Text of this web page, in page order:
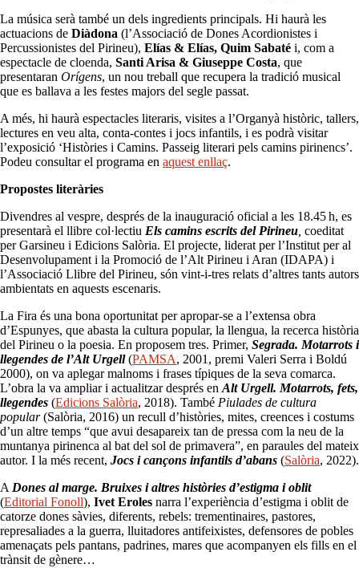
La música serà també un dels ingredients principals. Hi haurà les
actuacions de Diàdona (l’Associació de Dones Acordionistes i
Percussionistes del Pirineu), Elías & Elías, Quim Sabaté i, com a
espectacle de cloenda, Santi Arisa & Giuseppe Costa, que
presentaran Orígens, un nou treball que recupera la tradició musical
que es ballava a les festes majors del segle passat.
A més, hi haurà espectacles literaris, visites a l’Organyà històric, tallers,
lectures en veu alta, conta-contes i jocs infantils, i es podrà visitar
l’exposició ‘Històries i Camins. Passeig literari pels camins pirinencs’.
Podeu consultar el programa en aquest enllaç.
Propostes literàries
Divendres al vespre, després de la inauguració oficial a les 18.45 h, es
presentarà el llibre col·lectiu Els camins escrits del Pirineu, coeditat
per Garsineu i Edicions Salòria. El projecte, liderat per l’Institut per al
Desenvolupament i la Promoció de l’Alt Pirineu i Aran (IDAPA) i
l’Associació Llibre del Pirineu, són vint-i-tres relats d’altres tants autors
ambientats en aquests escenaris.
La Fira és una bona oportunitat per apropar-se a l’extensa obra
d’Espunyes, que abasta la cultura popular, la llengua, la recerca història
del Pirineu o la poesia. En proposem tres. Primer, Segrada. Motarrots i
llegendes de l’Alt Urgell(PAMSA, 2001, premi Valeri Serra i Boldú
2000), on va aplegar malnoms i frases típiques de la seva comarca.
L’obra la va ampliar i actualitzar després enAlt Urgell. Motarrots, fets,
llegendes (Edicions Salòria, 2018). També Piulades de cultura
popular(Salòria, 2016) un recull d’històries, mites, creences i costums
d’un altre temps “que avui desapareix tan de pressa com la neu de la
muntanya pirinenca al bat del sol de primavera”, en paraules del mateix
autor. I la més recent, Jocs i cançons infantils d’abans (Salòria, 2022).
ADones al marge. Bruixes i altres històries d’estigma i oblit
(Editorial Fonoll), Ivet Eroles narra l’experiència d’estigma i oblit de
catorze dones sàvies, diferents, rebels: trementinaires, pastores,
represaliades a la guerra, lluitadores antifeixistes, defensores de pobles
amenaçats pels pantans, padrines, mares que acompanyen els fills en el
trànsit de gènere…